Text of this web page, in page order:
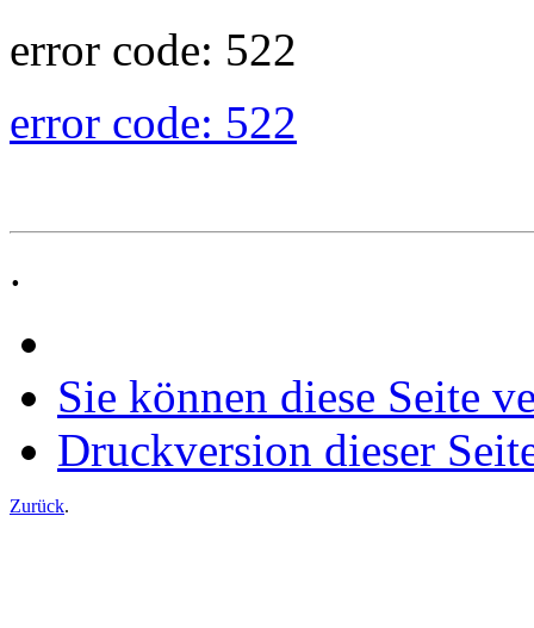
error code: 522
error code: 522
.
Sie können diese Seite
Druckversion dieser
Zurück.